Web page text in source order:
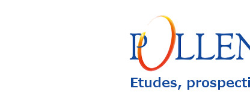
Pollen